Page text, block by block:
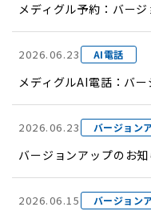
メディグル予約：バー
2026.06.23 AI電話
メディグルAI電話：バ
2026.06.23 バージョン
バージョンアップのお
2026.06.15 バージョン